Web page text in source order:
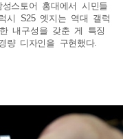
스토어 홍대에서 시민들
시 S25 엣지는 역대 갤럭
내구성을 갖춘 게 특징
량 디자인을 구현했다.